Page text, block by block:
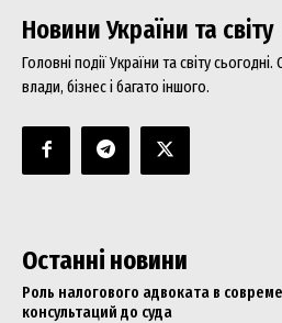
Новини України та світу
Головні події України та світу
влади, бізнес і багато іншого.
Останні новини
Роль налогового адвоката в
консультаций до суда